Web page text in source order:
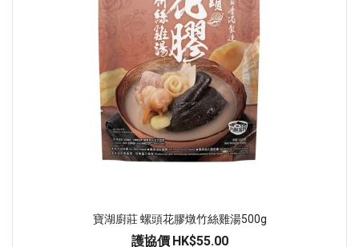
寶湖廚莊 螺頭花膠燉竹絲雞湯500g
護協價 HK$55.00